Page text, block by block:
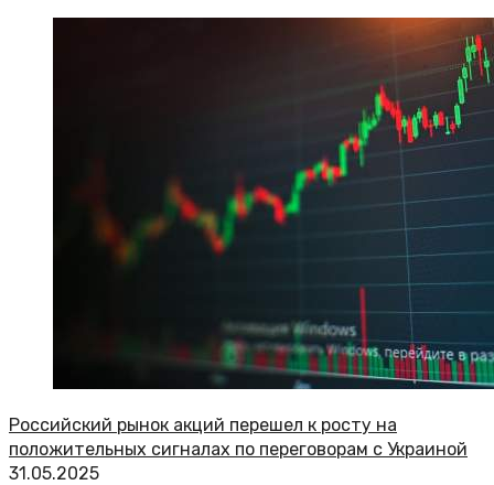
Российский рынок акций перешел к росту на
положительных сигналах по переговорам с Украиной
31.05.2025